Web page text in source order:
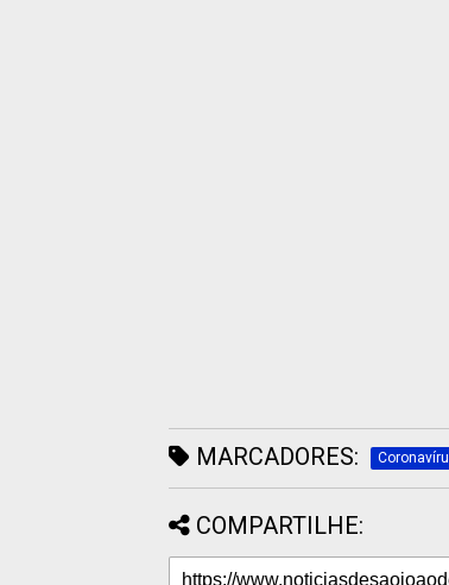
MARCADORES:
COMPARTILHE: